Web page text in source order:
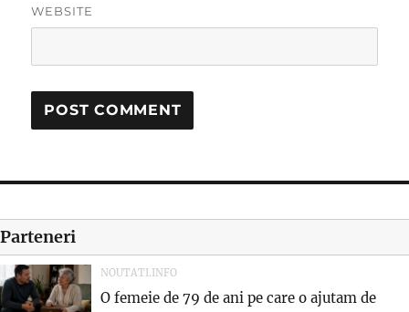
WEBSITE
Parteneri
NOUTATI.INFO
O femeie de 79 de ani pe care o ajutam de